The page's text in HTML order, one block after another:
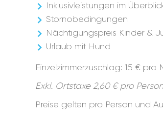
Inklusivleistungen im
Stornobedingungen
Nächtigungspreis Kinder &
Urlaub mit Hund
Einzelzimmerzuschlag: 15 € pro
Exkl. Ortstaxe 2,60 € pro
Preise gelten pro Person und